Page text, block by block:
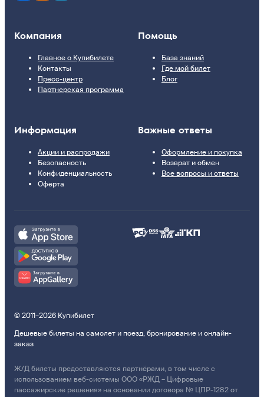
Компания
Главное о Купибилете
Контакты
Пресс-центр
Партнерская программа
Помощь
База знаний
Где мой билет
Блог
Информация
Акции и распродажи
Безопасность
Конфиденциальность
Оферта
Важные ответы
Оформление и покупка
Возврат и обмен
Все вопросы и ответы
© 2011–2026 Купибилет
Дешевые билеты на самолет и поезд, бронирование и онлайн-
заказ
Ж/Д билеты предоставляются партнёрами, в том числе с
использованием веб-системы ООО «РЖД – Цифровые
пассажирские решения» на основании договора № ЦПР-1282 от